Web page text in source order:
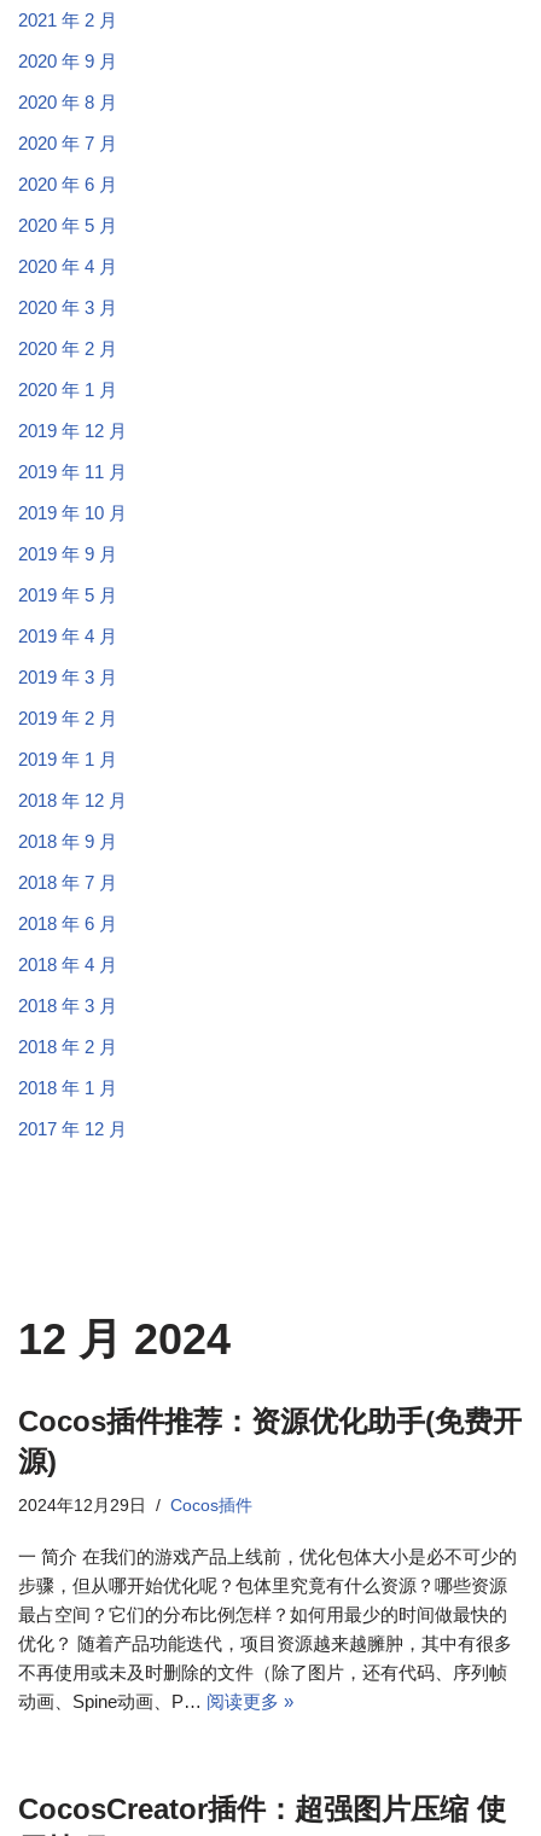
2021 年 2 月
2020 年 9 月
2020 年 8 月
2020 年 7 月
2020 年 6 月
2020 年 5 月
2020 年 4 月
2020 年 3 月
2020 年 2 月
2020 年 1 月
2019 年 12 月
2019 年 11 月
2019 年 10 月
2019 年 9 月
2019 年 5 月
2019 年 4 月
2019 年 3 月
2019 年 2 月
2019 年 1 月
2018 年 12 月
2018 年 9 月
2018 年 7 月
2018 年 6 月
2018 年 4 月
2018 年 3 月
2018 年 2 月
2018 年 1 月
2017 年 12 月
12 月 2024
Cocos插件推荐：资源优化助手(免费开
源)
2024年12月29日 Cocos插件
一 简介 在我们的游戏产品上线前，优化包体大小是必不可少的
步骤，但从哪开始优化呢？包体里究竟有什么资源？哪些资源
最占空间？它们的分布比例怎样？如何用最少的时间做最快的
优化？ 随着产品功能迭代，项目资源越来越臃肿，其中有很多
不再使用或未及时删除的文件（除了图片，还有代码、序列帧
动画、Spine动画、P… 阅读更多 »
CocosCreator插件：超强图片压缩 使